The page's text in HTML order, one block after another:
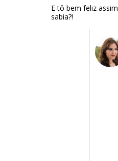
E tô bem feliz assim
sabia?!